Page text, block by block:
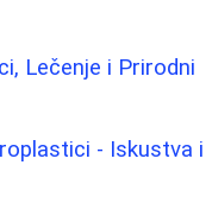
Lečenje i Prirodni
- Iskustva i